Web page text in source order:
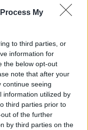
My
to third parties, or
information for
the below opt-out
note that after your
continue seeing
information utilized by
third parties prior to
of the further
by third parties on the
»